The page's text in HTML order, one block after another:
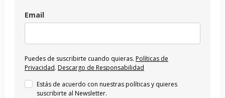
Email
Puedes de suscribirte cuando quieras. Políticas de
Privacidad. Descargo de Responsabilidad
Estás de acuerdo con nuestras políticas y quieres
suscribirte al Newsletter.